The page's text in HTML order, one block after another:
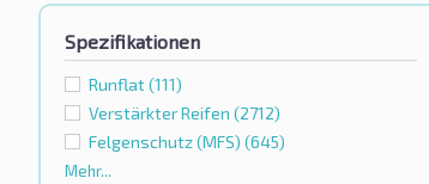
Spezifikationen
Runflat(111)
Verstärkter Reifen (2712)
Felgenschutz (MFS) (645)
Mehr...